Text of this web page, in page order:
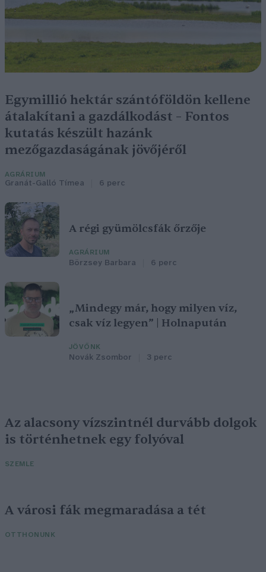
Egymillió hektár szántóföldön kellene
átalakítani a gazdálkodást – Fontos
kutatás készült hazánk
mezőgazdaságának jövőjéről
AGRÁRIUM
Granát-Galló Tímea 6 perc
A régi gyümölcsfák őrzője
AGRÁRIUM
Börzsey Barbara 6 perc
„Mindegy már, hogy milyen víz,
csak víz legyen” | Holnapután
JÖVŐNK
Novák Zsombor 3 perc
Az alacsony vízszintnél durvább dolgok
is történhetnek egy folyóval
SZEMLE
A városi fák megmaradása a tét
OTTHONUNK